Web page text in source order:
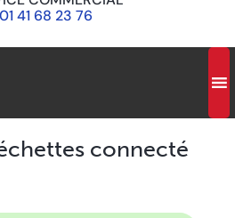
01 41 68 23 76
connecté